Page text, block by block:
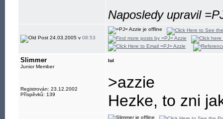
Naposledy upravil
24.03.2005 v 08:53
Slimmer
Junior Member
Registrován: 23.12.2002
Příspěvků: 139
lol
>azzie
Hezke, to zni